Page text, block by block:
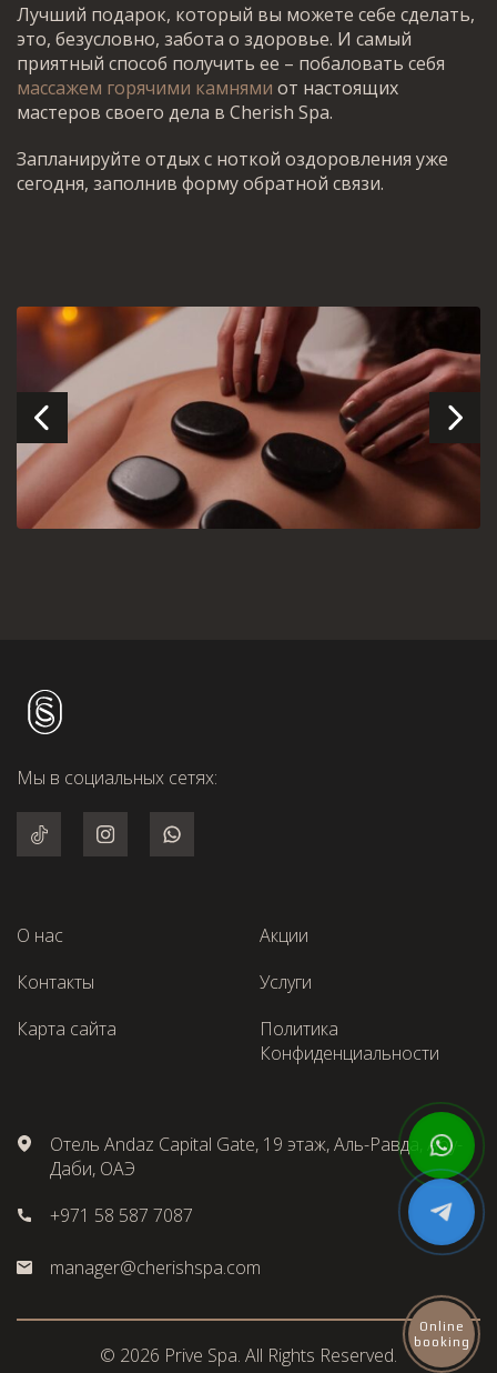
Лучший подарок, который вы можете себе сделать,
это, безусловно, забота о здоровье. И самый
приятный способ получить ее – побаловать себя
массажем горячими камнями от настоящих
мастеров своего дела в Cherish Spa.
Запланируйте отдых с ноткой оздоровления уже
сегодня, заполнив форму обратной связи.
Мы в социальных сетях:
О нас
Акции
Контакты
Услуги
Карта сайта
Политика
Конфиденциальности
Отель Andaz Capital Gate, 19 этаж, Аль-Равда, Абу-
Даби, ОАЭ
+971 58 587 7087
manager@cherishspa.com
© 2026 Prive Spa. All Rights Reserved.
Online
booking